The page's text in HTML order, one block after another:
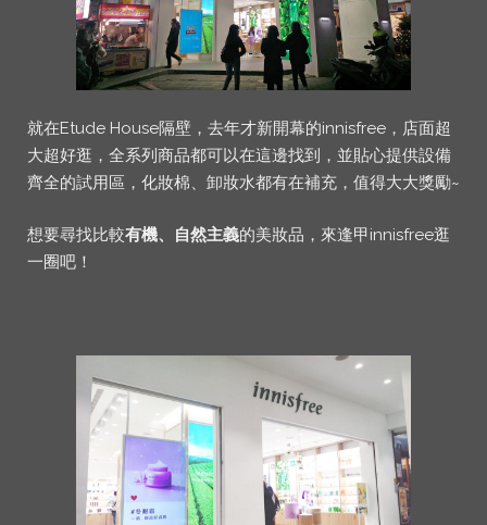
就在Etude House隔壁，去年才新開幕的innisfree，店面超
大超好逛，全系列商品都可以在這邊找到，並貼心提供設備
齊全的試用區，化妝棉、卸妝水都有在補充，值得大大獎勵~
想要尋找比較有機、自然主義的美妝品，來逢甲innisfree逛
一圈吧！